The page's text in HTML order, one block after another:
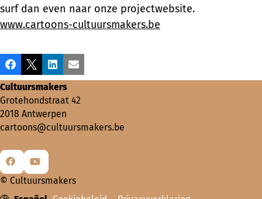
surf dan even naar onze projectwebsite.
www.cartoons-cultuursmakers.be
Share
this
post!
Facebook
X LinkedInEmail
Cultuursmakers
Grotehondstraat 42
2018 Antwerpen
cartoons@cultuursmakers.be
Go
to
Go
© Cultuursmakers